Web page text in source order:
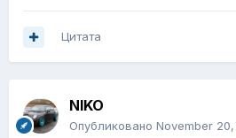
Цитата
NIKO
Опубликовано November 20,